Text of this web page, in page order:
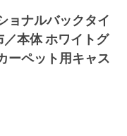
ョナルバックタイ
本体 ホワイトグ
ーペット用キャス